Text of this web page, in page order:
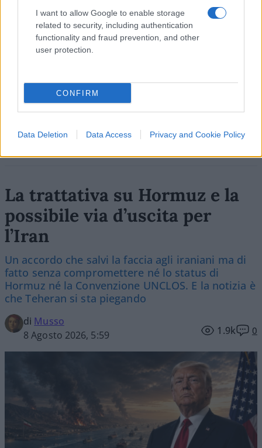
I want to allow Google to enable storage
related to security, including authentication
functionality and fraud prevention, and other
user protection.
CONFIRM
Data Deletion Data Access Privacy and Cookie Policy
Salvini ha tirato fuori un altro asso dalla manica,
mettendo in difficoltà ancora una volta i suoi
avversari. La realizzazione del programma,
ovviamente, sarà da verificare, non sarà facile, ma
uscente ci sono tutte.
La trattativa su Hormuz e la
possibile via d’uscita per
l’Iran
Un accordo che salvi la faccia agli iraniani ma di
fatto senza compromettere né lo status di
Hormuz né la Convenzione UNCLOS. E la notizia è
che Teheran si sta piegando
di Musso
8 Agosto 2026, 5:59
1.9k 0